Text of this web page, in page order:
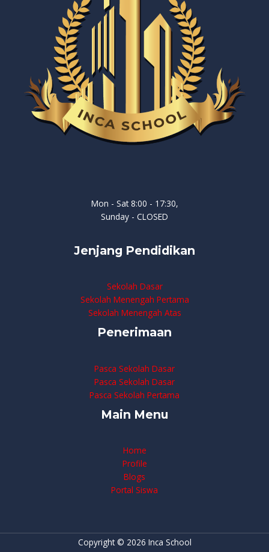
Mon - Sat 8:00 - 17:30,
Sunday - CLOSED
Jenjang Pendidikan
Sekolah Dasar
Sekolah Menengah Pertama
Sekolah Menengah Atas
Penerimaan
Pasca Sekolah Dasar
Pasca Sekolah Dasar
Pasca Sekolah Pertama
Main Menu
Home
Profile
Blogs
Portal Siswa
Copyright © 2026 Inca School